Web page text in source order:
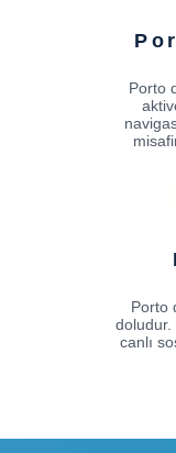
Porto
Porto
doludur.
canlı